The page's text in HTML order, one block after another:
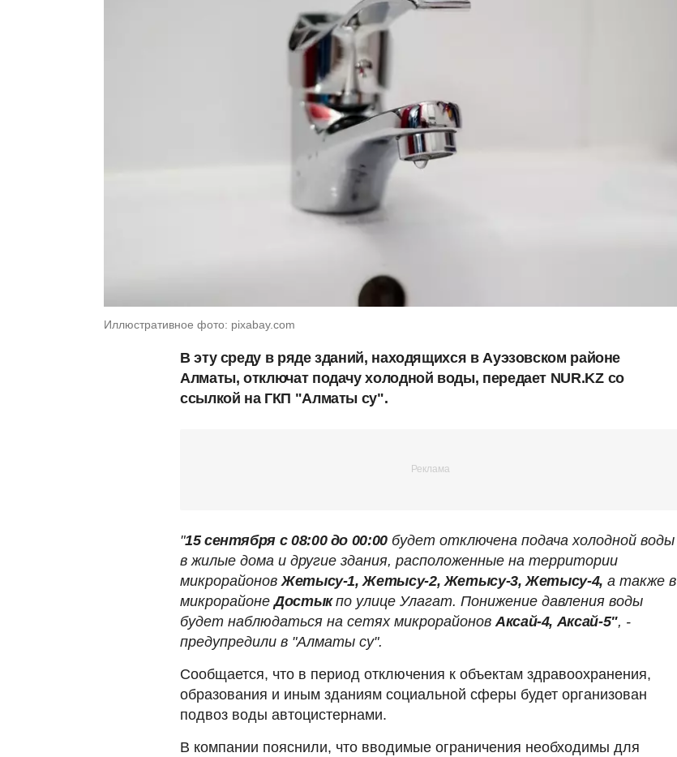
Иллюстративное фото: pixabay.com
В эту среду в ряде зданий, находящихся в Ауэзовском районе
Алматы, отключат подачу холодной воды, передает NUR.KZ со
ссылкой на ГКП "Алматы су".
"15 сентября с 08:00 до 00:00 будет отключена подача холодной воды
в жилые дома и другие здания, расположенные на территории
микрорайонов Жетысу-1, Жетысу-2, Жетысу-3, Жетысу-4, а также в
микрорайонеДостыкпо улице Улагат. Понижение давления воды
будет наблюдаться на сетях микрорайонов Аксай-4, Аксай-5", -
предупредили в "Алматы су".
Сообщается, что в период отключения к объектам здравоохранения,
образования и иным зданиям социальной сферы будет организован
подвоз воды автоцистернами.
В компании пояснили, что вводимые ограничения необходимы для